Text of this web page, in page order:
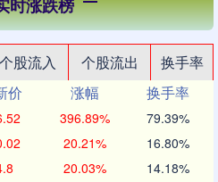
时涨跌榜
个股流入 个股流出
换手率
价 涨幅
换手率
396.89% 79.39%
20.21% 16.80%
20.03% 14.18%